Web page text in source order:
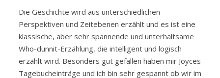
Die Geschichte wird aus unterschiedlichen
Perspektiven und Zeitebenen erzählt und es ist eine
klassische, aber sehr spannende und unterhaltsame
Who-dunnit-Erzählung, die intelligent und logisch
erzählt wird. Besonders gut gefallen haben mir Joyces
Tagebucheinträge und ich bin sehr gespannt ob wir im